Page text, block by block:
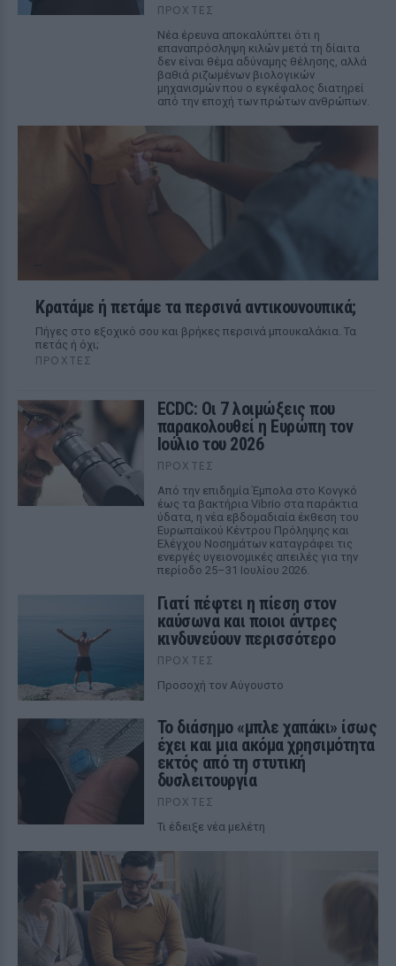
ΠΡΟΧΤΈΣ
Νέα έρευνα αποκαλύπτει ότι η
επαναπρόσληψη κιλών μετά τη δίαιτα
δεν είναι θέμα αδύναμης θέλησης, αλλά
βαθιά ριζωμένων βιολογικών
μηχανισμών που ο εγκέφαλος διατηρεί
από την εποχή των πρώτων ανθρώπων.
Κρατάμε ή πετάμε τα περσινά αντικουνουπικά;
Πήγες στο εξοχικό σου και βρήκες περσινά μπουκαλάκια. Τα
πετάς ή όχι;
ΠΡΟΧΤΈΣ
ECDC: Οι 7 λοιμώξεις που
παρακολουθεί η Ευρώπη τον
Ιούλιο του 2026
ΠΡΟΧΤΈΣ
Από την επιδημία Έμπολα στο Κονγκό
έως τα βακτήρια Vibrio στα παράκτια
ύδατα, η νέα εβδομαδιαία έκθεση του
Ευρωπαϊκού Κέντρου Πρόληψης και
Ελέγχου Νοσημάτων καταγράφει τις
ενεργές υγειονομικές απειλές για την
περίοδο 25–31 Ιουλίου 2026.
Γιατί πέφτει η πίεση στον
καύσωνα και ποιοι άντρες
κινδυνεύουν περισσότερο
ΠΡΟΧΤΈΣ
Προσοχή τον Αύγουστο
Το διάσημο «μπλε χαπάκι» ίσως
έχει και μια ακόμα χρησιμότητα
εκτός από τη στυτική
δυσλειτουργία
ΠΡΟΧΤΈΣ
Τι έδειξε νέα μελέτη